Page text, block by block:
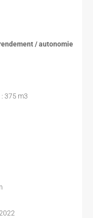
/ autonomie
: 375 m3